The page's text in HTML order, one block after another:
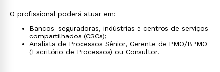
O profissional poderá atuar em:
Bancos, seguradoras, indústrias e centros de serviços
compartilhados (CSCs);
Analista de Processos Sênior, Gerente de PMO/BPMO
(Escritório de Processos) ou Consultor.